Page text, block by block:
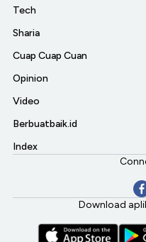
Tech
Sharia
Cuap Cuap Cuan
Opinion
Video
Berbuatbaik.id
Index
Download